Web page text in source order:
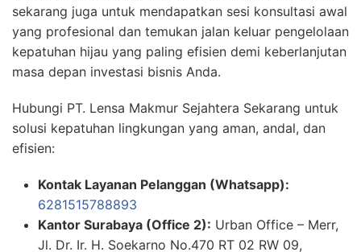
sekarang juga untuk mendapatkan sesi konsultasi awal
yang profesional dan temukan jalan keluar pengelolaan
kepatuhan hijau yang paling efisien demi keberlanjutan
masa depan investasi bisnis Anda.
Hubungi PT. Lensa Makmur Sejahtera Sekarang untuk
solusi kepatuhan lingkungan yang aman, andal, dan
efisien:
Kontak Layanan Pelanggan (Whatsapp):
6281515788893
Kantor Surabaya (Office 2): Urban Office – Merr,
Jl. Dr. Ir. H. Soekarno No.470 RT 02 RW 09,